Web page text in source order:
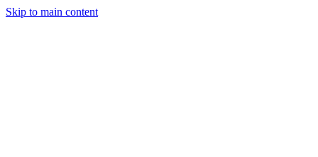
Skip to main content